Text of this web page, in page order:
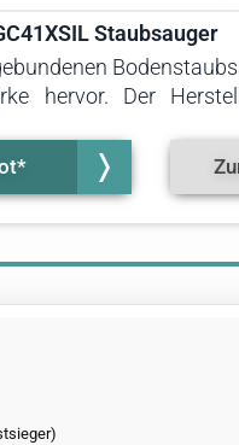
Staubsauger
hervor. Der
es auf bis zu 70
mit